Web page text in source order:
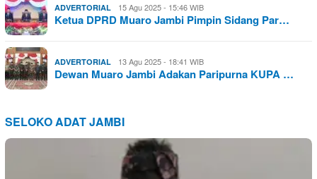
ADVERTORIAL 15 Agu 2025 - 15:46 WIB
Ketua DPRD Muaro Jambi Pimpin Sidang Par…
ADVERTORIAL 13 Agu 2025 - 18:41 WIB
Dewan Muaro Jambi Adakan Paripurna KUPA …
SELOKO ADAT JAMBI